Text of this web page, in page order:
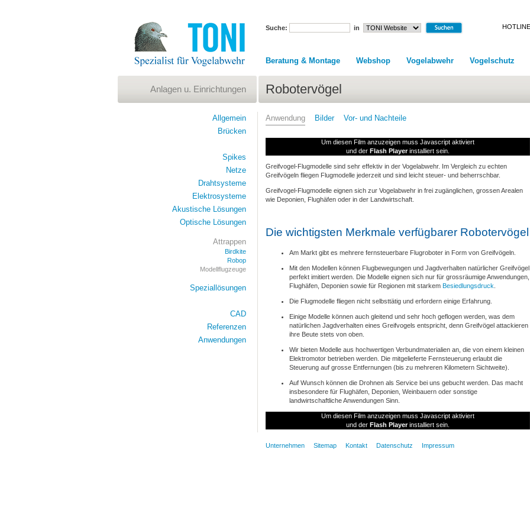
Suche: in
Beratung & Montage Webshop Vogelabwehr Vogelschutz
Robotervögel
Anwendung Bilder Vor- und Nachteile
Um diesen Film anzuzeigen muss Javascript aktiviert
und der Flash Playerinstalliert sein.
Greifvogel-Flugmodelle sind sehr effektiv in der Vogelabwehr. Im Vergleich zu echten
Greifvögeln fliegen Flugmodelle jederzeit und sind leicht steuer- und beherrschbar.
Greifvogel-Flugmodelle eignen sich zur Vogelabwehr in frei zugänglichen, grossen Arealen
wie Deponien, Flughäfen oder in der Landwirtschaft.
Die wichtigsten Merkmale verfügbarer Robotervögel
Am Markt gibt es mehrere fernsteuerbare Flugroboter in Form von Greifvögeln.
Mit den Modellen können Flugbewegungen und Jagdverhalten natürlicher Greifvögel
perfekt imitiert werden. Die Modelle eignen sich nur für grossräumige Anwendungen,
Flughäfen, Deponien sowie für Regionen mit starkem Besiedlungsdruck
Die Flugmodelle fliegen nicht selbsttätig und erfordern einige Erfahrung.
Einige Modelle können auch gleitend und sehr hoch geflogen werden, was dem
natürlichen Jagdverhalten eines Greifvogels entspricht, denn Greifvögel attackieren
ihre Beute stets von oben.
Wir bieten Modelle aus hochwertigen Verbundmaterialien an, die von einem kleinen
Elektromotor betrieben werden. Die mitgelieferte Fernsteuerung erlaubt die
Steuerung auf grosse Entfernungen (bis zu mehreren Kilometern Sichtweite).
Auf Wunsch können die Drohnen als Service bei uns gebucht werden. Das macht
insbesondere für Flughäfen, Deponien, Weinbauern oder sonstige
landwirtschaftliche Anwendungen Sinn.
Um diesen Film anzuzeigen muss Javascript aktiviert
und der Flash Playerinstalliert sein.
Anlagen u. Einrichtungen
Allgemein
Brücken
Spikes
Netze
Drahtsysteme
Elektrosysteme
Akustische Lösungen
Optische Lösungen
Attrappen
Birdkite
Robop
Modellflugzeuge
Speziallösungen
CAD
Referenzen
Anwendungen
Unternehmen Sitemap Kontakt Datenschutz Impressum